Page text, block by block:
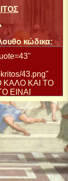
κώδικα: